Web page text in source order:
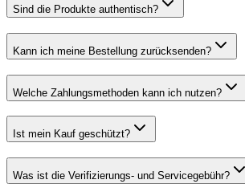
Sind die Produkte authentisch?
Kann ich meine Bestellung zurücksenden?
Welche Zahlungsmethoden kann ich nutzen?
Ist mein Kauf geschützt?
Was ist die Verifizierungs- und Servicegebühr?